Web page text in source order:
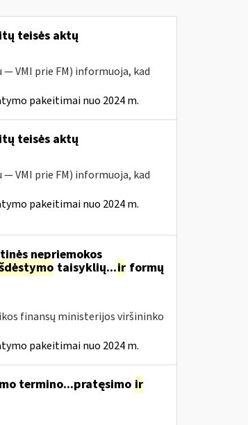
teisės aktų
VMI prie FM) informuoja, kad
pakeitimai nuo 2024 m.
teisės aktų
VMI prie FM) informuoja, kad
pakeitimai nuo 2024 m.
nepriemokos
taisyklių...irformų
finansų ministerijos viršininko
pakeitimai nuo 2024 m.
termino...pratęsimo ir